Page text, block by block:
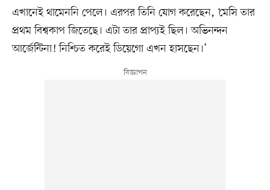
এখানেই থামেননি পেলে। এরপর তিনি যোগ করেছেন, ‘মেসি তার
প্রথম বিশ্বকাপ জিতেছে। এটা তার প্রাপ্যই ছিল। অভিনন্দন
আর্জেন্টিনা! নিশ্চিত করেই ডিয়েগো এখন হাসছেন।’